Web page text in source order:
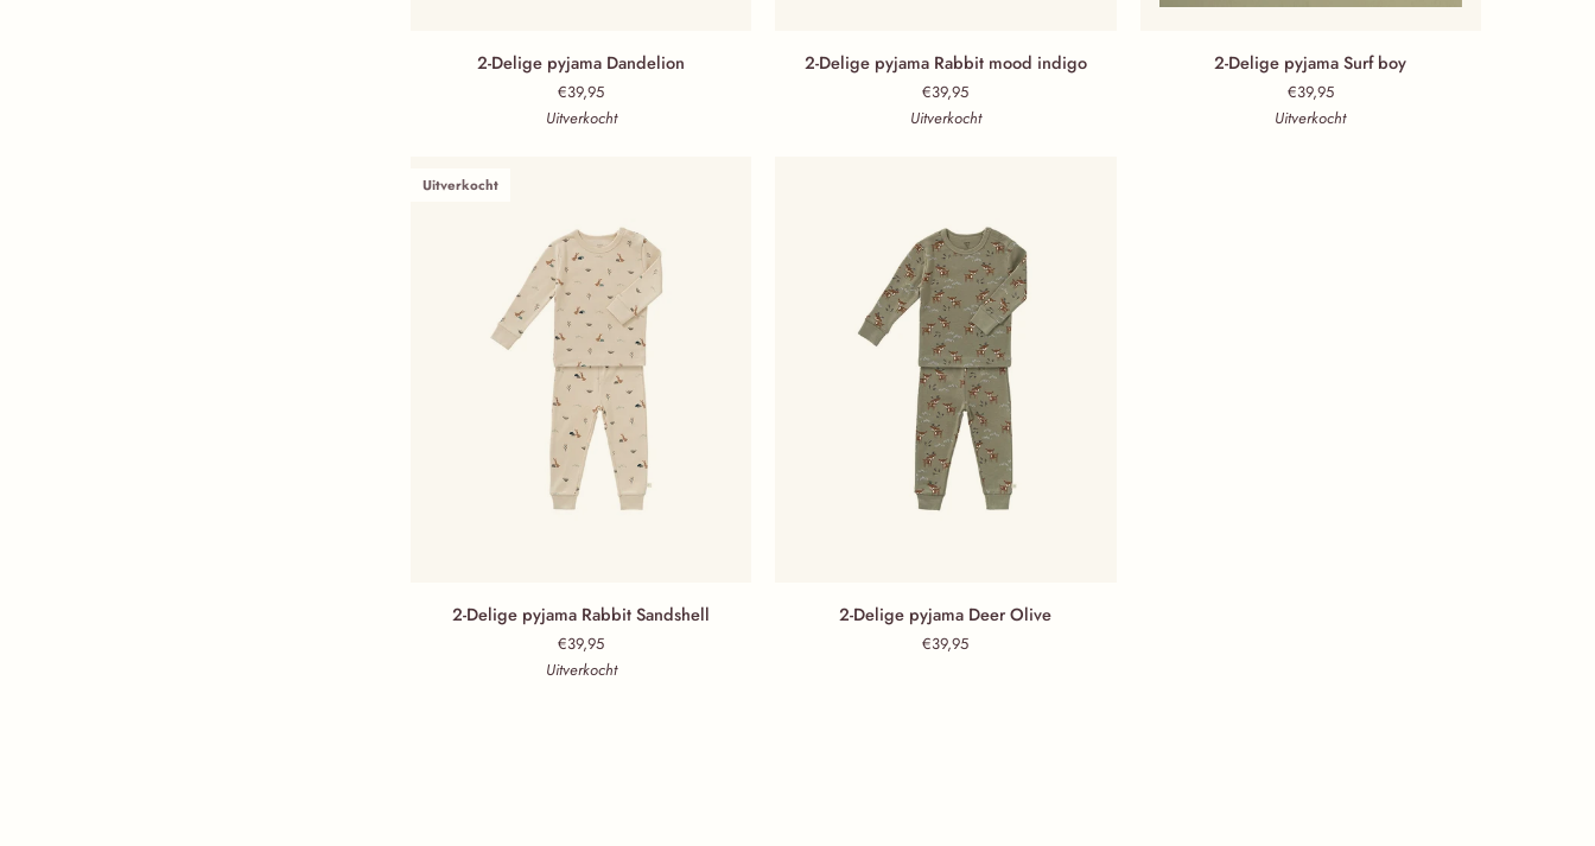
2-Delige pyjama Dandelion
2-Delige pyjama Dandelion
€39,95
Uitverkocht
2-Delige pyjama Rabbit mood indigo
2-Delige pyjama Rabbit mood indigo
€39,95
Uitverkocht
2-Delige pyjama Surf boy
2-Delige pyjama Surf boy
€39,95
Uitverkocht
Uitverkocht
2-Delige pyjama Rabbit Sandshell
2-Delige pyjama Rabbit Sandshell
€39,95
Uitverkocht
2-Delige pyjama Deer Olive
2-Delige pyjama Deer Olive
€39,95